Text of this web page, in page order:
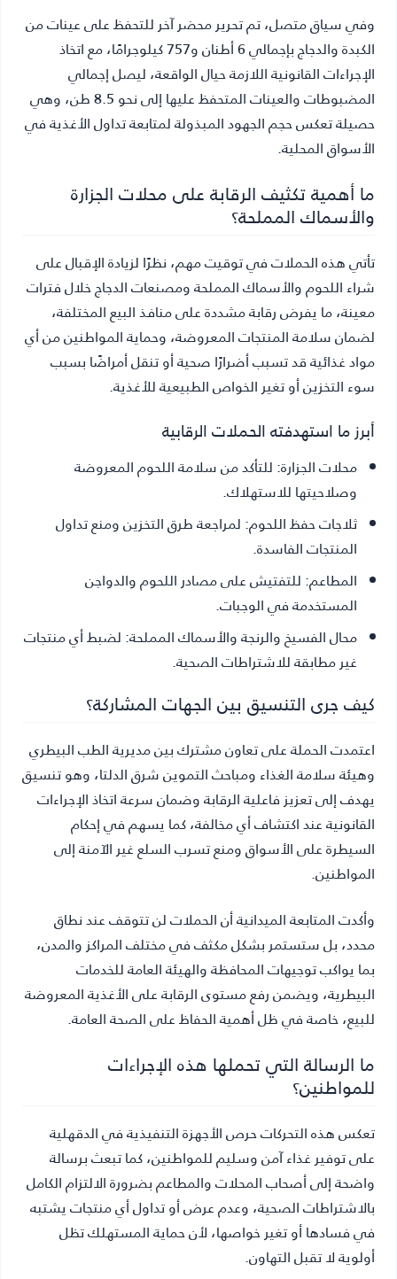
وفي سياق متصل، تم تحرير محضر آخر للتحفظ على عينات من
الكبدة والدجاج بإجمالي 6 أطنان و757 كيلوجرامًا، مع اتخاذ
الإجراءات القانونية اللازمة حيال الواقعة، ليصل إجمالي
المضبوطات والعينات المتحفظ عليها إلى نحو 8.5 طن، وهي
حصيلة تعكس حجم الجهود المبذولة لمتابعة تداول الأغذية في
الأسواق المحلية.
ما أهمية تكثيف الرقابة على محلات الجزارة
والأسماك المملحة؟
تأتي هذه الحملات في توقيت مهم، نظرًا لزيادة الإقبال على
شراء اللحوم والأسماك المملحة ومصنعات الدجاج خلال فترات
معينة، ما يفرض رقابة مشددة على منافذ البيع المختلفة،
لضمان سلامة المنتجات المعروضة، وحماية المواطنين من أي
مواد غذائية قد تسبب أضرارًا صحية أو تنقل أمراضًا بسبب
سوء التخزين أو تغير الخواص الطبيعية للأغذية.
أبرز ما استهدفته الحملات الرقابية
محلات الجزارة:للتأكد من سلامة اللحوم المعروضة
وصلاحيتها للاستهلاك.
ثلاجات حفظ اللحوم:لمراجعة طرق التخزين ومنع تداول
المنتجات الفاسدة.
المطاعم:للتفتيش على مصادر اللحوم والدواجن
المستخدمة في الوجبات.
محال الفسيخ والرنجة والأسماك المملحة:لضبط أي منتجات
غير مطابقة للاشتراطات الصحية.
كيف جرى التنسيق بين الجهات المشاركة؟
اعتمدت الحملة على تعاون مشترك بين مديرية الطب البيطري
وهيئة سلامة الغذاء ومباحث التموين شرق الدلتا، وهو تنسيق
يهدف إلى تعزيز فاعلية الرقابة وضمان سرعة اتخاذ الإجراءات
القانونية عند اكتشاف أي مخالفة، كما يسهم في إحكام
السيطرة على الأسواق ومنع تسرب السلع غير الآمنة إلى
المواطنين.
وأكدت المتابعة الميدانية أن الحملات لن تتوقف عند نطاق
محدد، بل ستستمر بشكل مكثف في مختلف المراكز والمدن،
بما يواكب توجيهات المحافظة والهيئة العامة للخدمات
البيطرية، ويضمن رفع مستوى الرقابة على الأغذية المعروضة
للبيع، خاصة في ظل أهمية الحفاظ على الصحة العامة.
ما الرسالة التي تحملها هذه الإجراءات
للمواطنين؟
تعكس هذه التحركات حرص الأجهزة التنفيذية في الدقهلية
على توفير غذاء آمن وسليم للمواطنين، كما تبعث برسالة
واضحة إلى أصحاب المحلات والمطاعم بضرورة الالتزام الكامل
بالاشتراطات الصحية، وعدم عرض أو تداول أي منتجات يشتبه
في فسادها أو تغير خواصها، لأن حماية المستهلك تظل
أولوية لا تقبل التهاون.